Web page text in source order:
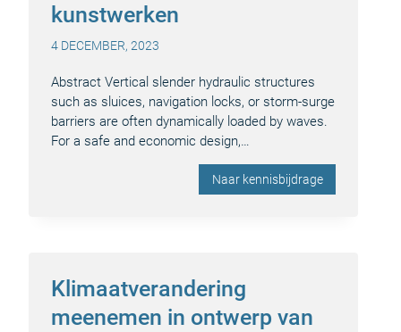
kunstwerken
4 DECEMBER, 2023
Abstract Vertical slender hydraulic structures
such as sluices, navigation locks, or storm-surge
barriers are often dynamically loaded by waves.
For a safe and economic design,…
Naar kennisbijdrage
Klimaatverandering
meenemen in ontwerp van